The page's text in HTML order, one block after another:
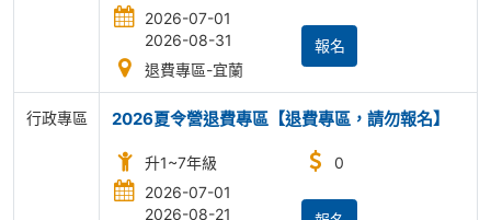
2026-07-01
2026-08-31
退費專區-宜蘭
報名
行政專區 2026夏令營退費專區【退費專區，請勿報名】
升1~7年級
2026-07-01
2026-08-21
0